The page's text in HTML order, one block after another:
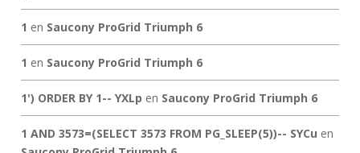
1 en Saucony ProGrid Triumph 6
1 en Saucony ProGrid Triumph 6
1') ORDER BY 1-- YXLp en Saucony ProGrid Triumph 6
1 AND 3573=(SELECT 3573 FROM PG_SLEEP(5))-- SYCu en